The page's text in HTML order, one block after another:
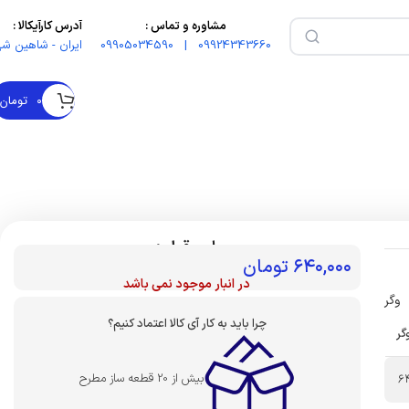
مشاوره و تماس :
09924343660 | 09905034590
آدرس کارآیکالا :
ایران - شاهین
۰ تومان
وگر
بهای قطعه :
۶۴۰,۰۰۰ تومان
در انبار موجود نمی باشد
چرا باید به کار آی کالا اعتماد کنیم؟
بیش از 20 قطعه ساز مطرح